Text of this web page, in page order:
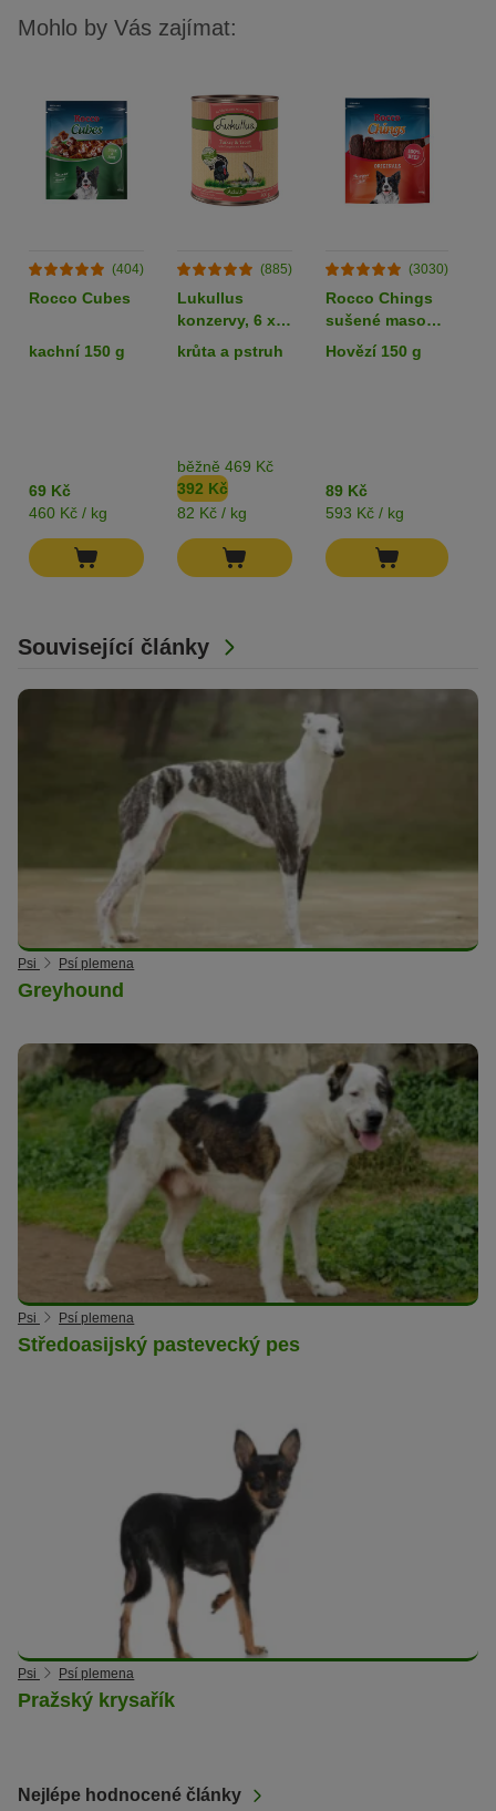
Související články
Psi Psí plemena
Greyhound
Psi Psí plemena
Středoasijský pastevecký pes
Psi Psí plemena
Pražský krysařík
Mohlo by Vás zajímat:
(404)
Rocco Cubes
kachní 150 g
69 Kč
460 Kč / kg
(885)
Lukullus
konzervy, 6 x
800 g - 5 + 1
zdarma!
krůta a pstruh
běžně 469 Kč
392 Kč
82 Kč / kg
(3030)
Rocco Chings
sušené maso
pro psy
Hovězí 150 g
89 Kč
593 Kč / kg
Nejlépe hodnocené články